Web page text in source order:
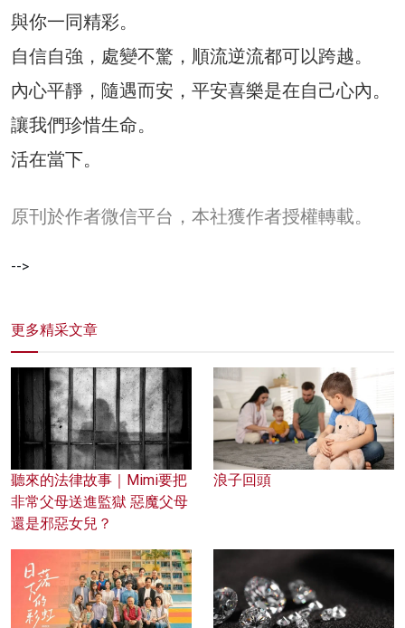
與你一同精彩。
自信自強，處變不驚，順流逆流都可以跨越。
內心平靜，隨遇而安，平安喜樂是在自己心內。
讓我們珍惜生命。
活在當下。
原刊於作者微信平台，本社獲作者授權轉載。
-->
更多精采文章
聽來的法律故事｜Mimi要把
非常父母送進監獄 惡魔父母
還是邪惡女兒？
浪子回頭